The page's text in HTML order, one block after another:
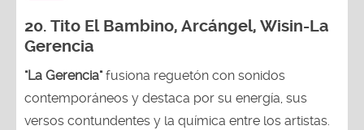
20. Tito El Bambino, Arcángel, Wisin-La
Gerencia
"La Gerencia"fusiona reguetón con sonidos
contemporáneos y destaca por su energía, sus
versos contundentes y la química entre los artistas.